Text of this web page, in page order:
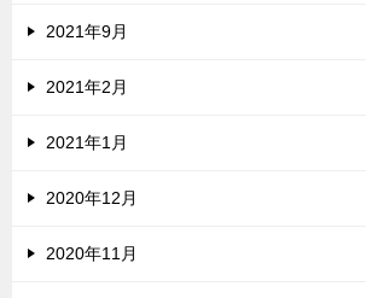
2021年9月
2021年2月
2021年1月
2020年12月
2020年11月